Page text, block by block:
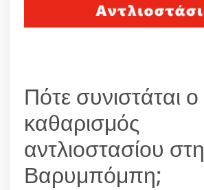
Πότε συνιστάται ο
καθαρισμός
αντλιοστασίου στη
Βαρυμπόμπη;